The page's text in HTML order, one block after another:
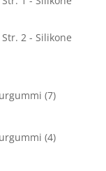
2 - Silikone
(7)
(4)